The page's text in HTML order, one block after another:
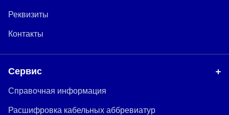
Реквизиты
Контакты
Сервис
Справочная информация
Расшифровка кабельных аббревиатур